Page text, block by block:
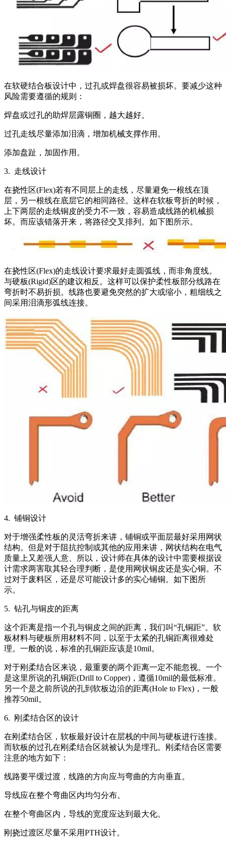
在软硬结合板设计中，过孔或焊盘很容易被损坏。要减少这种
风险需要遵循的规则：
焊盘或过孔的助焊层露铜圈，越大越好。
过孔走线尽量添加泪滴，增加机械支撑作用。
添加盘趾，加固作用。
3. 走线设计
在挠性区(Flex)若有不同层上的走线，尽量避免一根线在顶
层，另一根线在底层它的相同路径。这样在软板弯折的时候，
上下两层的走线铜皮的受力不一致，容易造成线路的机械损
坏。而应该错落开来，将路径交叉排列。如下图所示。
在挠性区(Flex)的走线设计要求最好走圆弧线，而非角度线。
与硬板(Rigid)区的建议相反。这样可以保护柔性板部分线路在
弯折时不易折损。线路也要避免突然的扩大或缩小，粗细线之
间采用泪滴形弧线连接。
4. 铺铜设计
对于增强柔性板的灵活弯折来讲，铺铜或平面层最好采用网状
结构。但是对于阻抗控制或其他的应用来讲，网状结构在电气
质量上又差强人意、所以，设计师在具体的设计中需要根据设
计需求两害取其轻合理判断，是使用网状铜皮还是实心铜。不
过对于废料区，还是尽可能设计多的实心铺铜。如下图所
示。
5. 钻孔与铜皮的距离
这个距离是指一个孔与铜皮之间的距离，我们叫“孔铜距”。软
板材料与硬板所用材料不同，以至于太紧的孔铜距离很难处
理。一般的说，标准的孔铜距应该是10mil。
对于刚柔结合区来说，最重要的两个距离一定不能忽视。一个
是这里所说的孔铜距(Drill to Copper)，遵循10mil的最低标准。
另一个是之前所说的孔到软板边沿的距离(Hole to Flex)，一般
推荐50mil。
6. 刚柔结合区的设计
在刚柔结合区，软板最好设计在层栈的中间与硬板进行连接。
而软板的过孔在刚柔结合区就被认为是埋孔。刚柔结合区需要
注意的地方如下：
线路要平缓过渡，线路的方向应与弯曲的方向垂直。
导线应在整个弯曲区内均匀分布。
在整个弯曲区内，导线的宽度应达到最大化。
刚挠过渡区尽量不采用PTH设计。